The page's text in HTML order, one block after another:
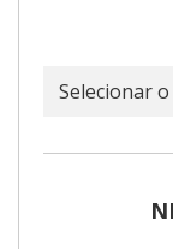
Arquivo